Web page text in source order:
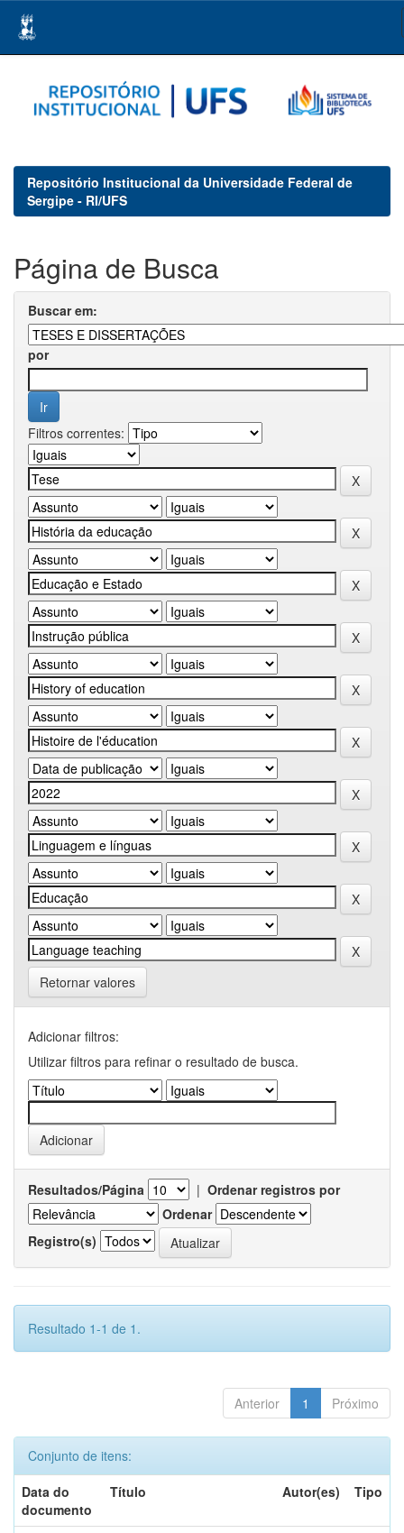
navigation
Repositório Institucional da Universidade Federal de
Sergipe - RI/UFS
Página de Busca
Buscar em:
por
Filtros correntes:
Retornar valores
Adicionar filtros:
Utilizar filtros para refinar o resultado de busca.
Resultados/Página | Ordenar registros por
Ordenar
Registro(s)
Resultado 1-1 de 1.
Anterior 1 Próximo
Conjunto de itens:
Data do
documento
Título Autor(es) Tipo